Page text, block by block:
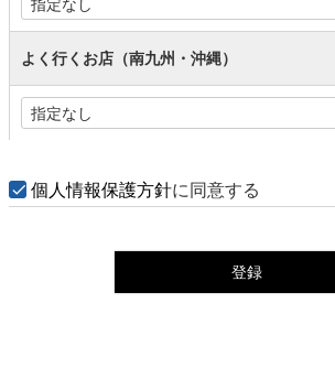
よく行くお店（南九州・沖縄）
個人情報保護方針に同意する
登録